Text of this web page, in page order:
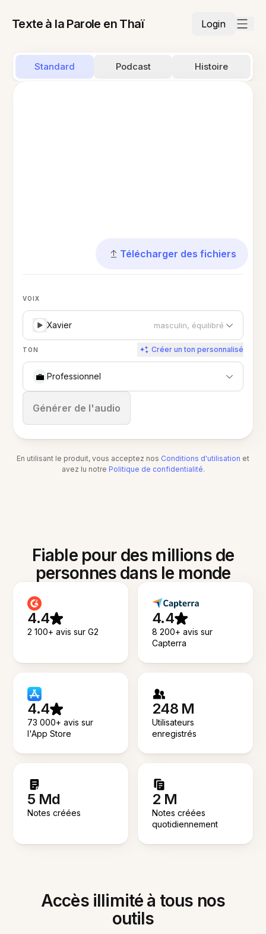
Texte à la Parole en Thaï Login
Standard Podcast Histoire
Télécharger des fichiers
VOIX
Xavier masculin, équilibré
TON Créer un ton personnalisé
💼 Professionnel
Générer de l'audio
Arrêter
En utilisant le produit, vous acceptez nos Conditions d'utilisation et
avez lu notre Politique de confidentialité.
Fiable pour des millions de
personnes dans le monde
4.4
2 100+ avis sur G2
4.4
8 200+ avis sur
Capterra
4.4
73 000+ avis sur
l'App Store
248 M
Utilisateurs
enregistrés
5 Md
Notes créées
2 M
Notes créées
quotidiennement
Accès illimité à tous nos
outils